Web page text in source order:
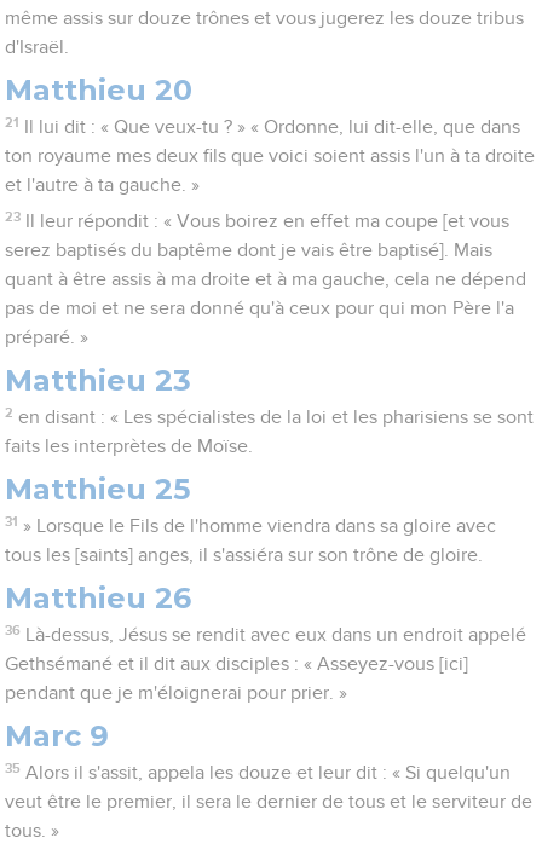
même assis sur douze trônes et vous jugerez les douze tribus
d'Israël.
Matthieu 20
21
Il lui dit : « Que veux-tu ? » « Ordonne, lui dit-elle, que dans
ton royaume mes deux fils que voici soient assis l'un à ta droite
et l'autre à ta gauche. »
23
Il leur répondit : « Vous boirez en effet ma coupe [et vous
serez baptisés du baptême dont je vais être baptisé]. Mais
quant à être assis à ma droite et à ma gauche, cela ne dépend
pas de moi et ne sera donné qu'à ceux pour qui mon Père l'a
préparé. »
Matthieu 23
2 en disant : « Les spécialistes de la loi et les pharisiens se sont
faits les interprètes de Moïse.
Matthieu 25
31 » Lorsque le Fils de l'homme viendra dans sa gloire avec
tous les [saints] anges, il s'assiéra sur son trône de gloire.
Matthieu 26
36
Là-dessus, Jésus se rendit avec eux dans un endroit appelé
Gethsémané et il dit aux disciples : « Asseyez-vous [ici]
pendant que je m'éloignerai pour prier. »
Marc 9
35 Alors il s'assit, appela les douze et leur dit : « Si quelqu'un
veut être le premier, il sera le dernier de tous et le serviteur de
tous. »